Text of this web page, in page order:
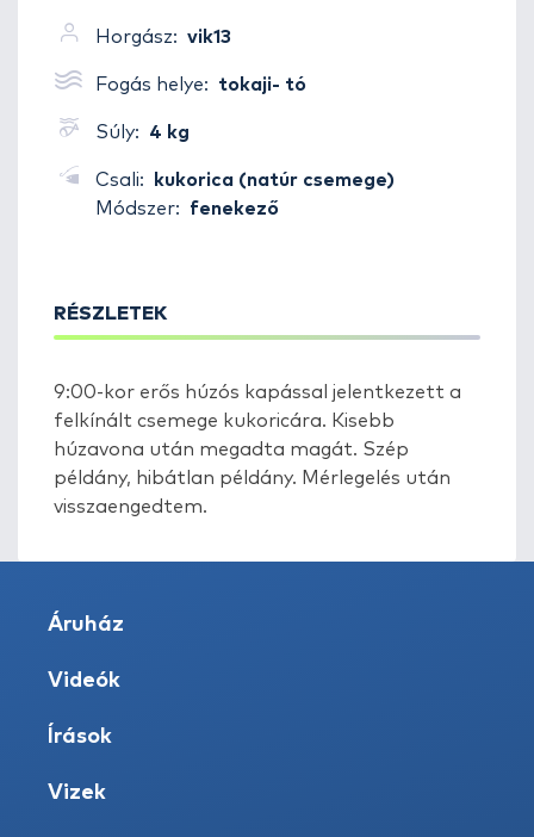
Horgász: vik13
Fogás helye: tokaji- tó
Súly: 4 kg
Csali:
kukorica (natúr csemege)
Módszer:
fenekező
RÉSZLETEK
9:00-kor erős húzós kapással jelentkezett a
felkínált csemege kukoricára. Kisebb
húzavona után megadta magát. Szép
példány, hibátlan példány. Mérlegelés után
visszaengedtem.
Áruház
Videók
Írások
Vizek